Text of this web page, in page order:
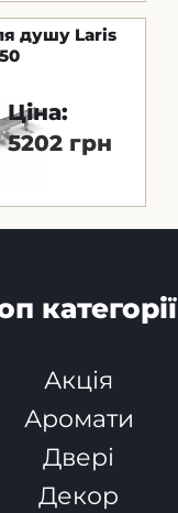
душу Laris
Ціна:
5202 грн
категорії
Акція
Аромати
Двері
Декор